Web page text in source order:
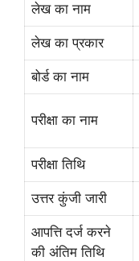
लेख का नाम
लेख का प्रकार
बोर्ड का नाम
परीक्षा का नाम
परीक्षा तिथि
उत्तर कुंजी जारी
आपत्ति दर्ज करने
की अंतिम तिथि